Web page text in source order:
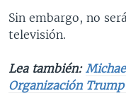
Sin embargo, no
televisión.
Lea también:
Organización